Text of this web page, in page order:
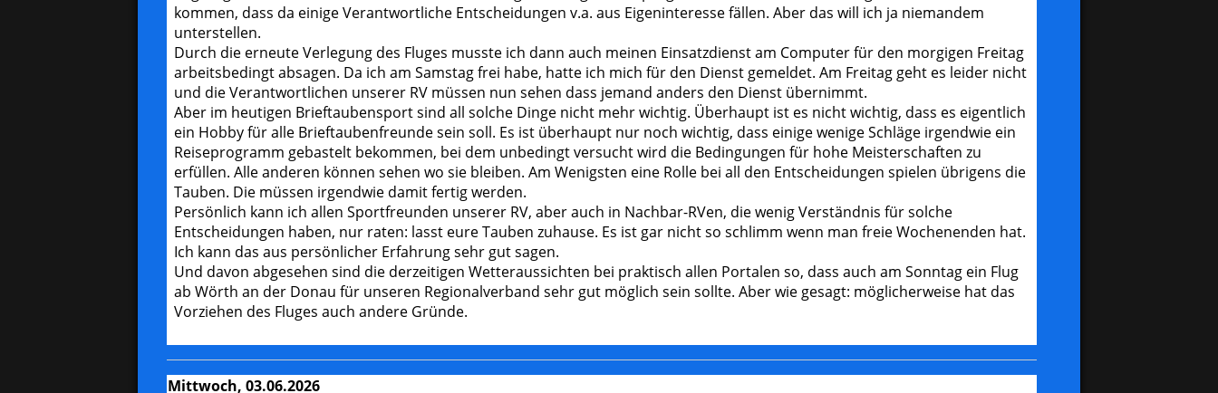
kommen, dass da einige Verantwortliche Entscheidungen v.a. aus Eigeninteresse fällen. Aber das will ich ja niemandem
unterstellen.
Durch die erneute Verlegung des Fluges musste ich dann auch meinen Einsatzdienst am Computer für den morgigen Freitag
arbeitsbedingt absagen. Da ich am Samstag frei habe, hatte ich mich für den Dienst gemeldet. Am Freitag geht es leider nicht
und die Verantwortlichen unserer RV müssen nun sehen dass jemand anders den Dienst übernimmt.
Aber im heutigen Brieftaubensport sind all solche Dinge nicht mehr wichtig. Überhaupt ist es nicht wichtig, dass es eigentlich
ein Hobby für alle Brieftaubenfreunde sein soll. Es ist überhaupt nur noch wichtig, dass einige wenige Schläge irgendwie ein
Reiseprogramm gebastelt bekommen, bei dem unbedingt versucht wird die Bedingungen für hohe Meisterschaften zu
erfüllen. Alle anderen können sehen wo sie bleiben. Am Wenigsten eine Rolle bei all den Entscheidungen spielen übrigens die
Tauben. Die müssen irgendwie damit fertig werden.
Persönlich kann ich allen Sportfreunden unserer RV, aber auch in Nachbar-RVen, die wenig Verständnis für solche
Entscheidungen haben, nur raten: lasst eure Tauben zuhause. Es ist gar nicht so schlimm wenn man freie Wochenenden hat.
Ich kann das aus persönlicher Erfahrung sehr gut sagen.
Und davon abgesehen sind die derzeitigen Wetteraussichten bei praktisch allen Portalen so, dass auch am Sonntag ein Flug
ab Wörth an der Donau für unseren Regionalverband sehr gut möglich sein sollte. Aber wie gesagt: möglicherweise hat das
Vorziehen des Fluges auch andere Gründe.
Mittwoch, 03.06.2026